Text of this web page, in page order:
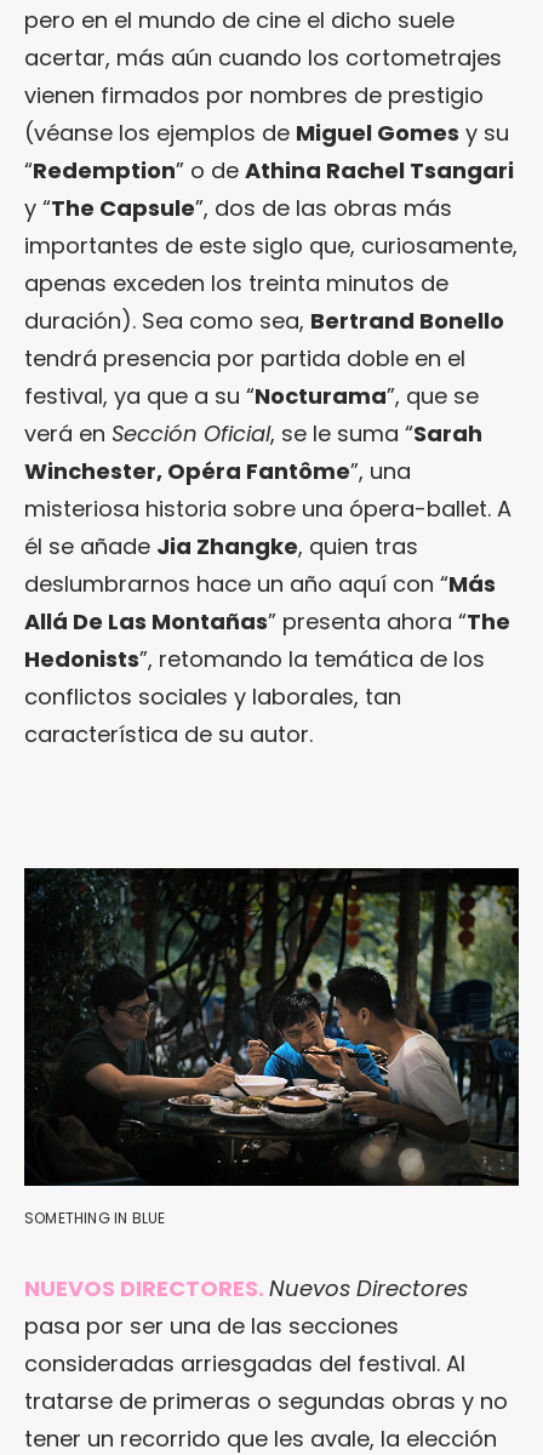
pero en el mundo de cine el dicho suele
acertar, más aún cuando los cortometrajes
vienen firmados por nombres de prestigio
(véanse los ejemplos de Miguel Gomes y su
“Redemption” o de Athina Rachel Tsangari
y “The Capsule”, dos de las obras más
importantes de este siglo que, curiosamente,
apenas exceden los treinta minutos de
duración). Sea como sea, Bertrand Bonello
tendrá presencia por partida doble en el
festival, ya que a su “Nocturama”, que se
verá en Sección Oficial, se le suma “Sarah
Winchester, Opéra Fantôme”, una
misteriosa historia sobre una ópera-ballet. A
él se añade Jia Zhangke, quien tras
deslumbrarnos hace un año aquí con “Más
Allá De Las Montañas” presenta ahora “The
Hedonists”, retomando la temática de los
conflictos sociales y laborales, tan
característica de su autor.
SOMETHING IN BLUE
NUEVOS DIRECTORES. Nuevos Directores
pasa por ser una de las secciones
consideradas arriesgadas del festival. Al
tratarse de primeras o segundas obras y no
tener un recorrido que les avale, la elección